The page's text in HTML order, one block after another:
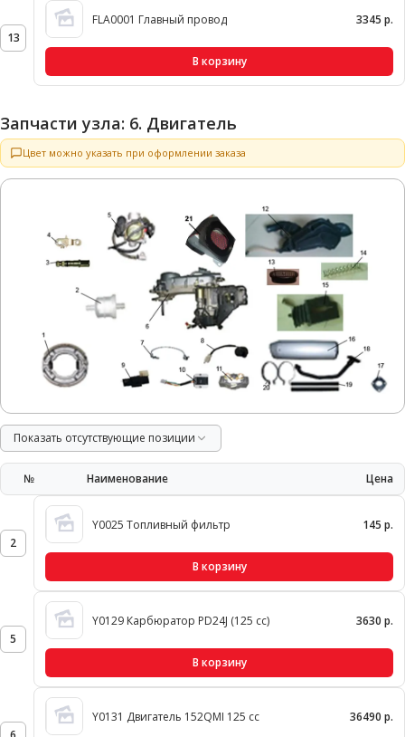
13
FLA0001 Главный провод 3345 р.
В корзину
Запчасти узла: 6. Двигатель
Цвет можно указать при оформлении заказа
Показать отсутствующие позиции
№ Наименование Цена
2
Y0025 Топливный фильтр 145 р.
В корзину
5
Y0129 Карбюратор PD24J (125 cc) 3630 р.
В корзину
Y0131 Двигатель 152QMI 125 cc 36490 р.